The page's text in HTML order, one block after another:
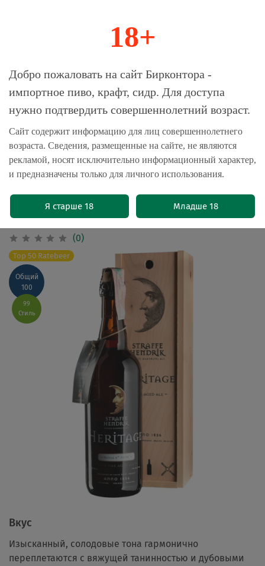
Магазин-Склад импортного пива, крафта и
Главная Пивные подарочные наборы
Пиво в Подарочной Упаковке
Штраффе Хендрик Хэритедж 2023 /
Straffe Hendrik Heritage Armagnac
Oak Aged Ale 0.75 - деревянный
ящик
(0)
Top 50 Ratebeer
Общий
100
99
Стиль
Вкус
Изысканный, солодовые тона гармонично
переплетаются с вяжущей танинностью и дубовыми
18+
Добро пожаловать на сайт Бирконтора -
импортное пиво, крафт, сидр. Для доступа
нужно подтвердить совершеннолетний возраст.
Сайт содержит информацию для лиц совершеннолетнего
возраста. Сведения, размещенные на сайте, не являются
рекламой, носят исключительно информационный характер,
и предназначены только для личного использования.
Я старше 18 Младше 18